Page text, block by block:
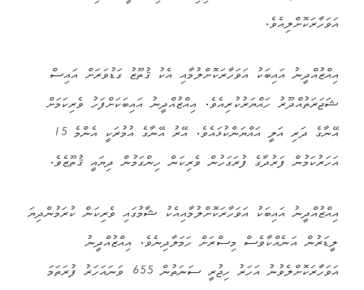
އަވަހާރަކޮށްލިއެވެ.
އިއްޒުއްދީނު އައިބަކު އަވަހާރަކޮށްލުމާއި އެކު ޤުތޫޒު ގަޑުވަރަށް އައިސް
ޝަޖަރަތުއްދޫރު ހައްޔަރުކުރިއެވެ. އިއްޒުއްދީނު އައިބަކަށްފަހު ވެރިކަމަށް
އޭނާގެ ދަރި އަލީ އައްޔަންކުޅައެވެ. އޭރު އޭނާގެ އުމުރަކީ އެންމެ 15
އަހަރުކަމުން ފަރުދާގެ ފުރަގަހުން ވެރިކަން ހިންގަމުން ދިޔައީ ޤުތޫޒެވެ.
އިއްޒުއްދީނު އައިބަކު އަވަހާރަކޮށްލުމާއިއެކު ޝާމުގައި ވެރިކަން ކުރަމުންދިޔަ
ލީޑަރުން އަނެއްކާވެސް މިސްރަށް ހަމަލާދިނެވެ. އިއްޒުއްދީނު
އަވަހާރަކޮށްލެވުނު އަހަރު ހިޖުރީ ސަނަތުން 655 ވަނައަހަރު ފުރަތަމަ